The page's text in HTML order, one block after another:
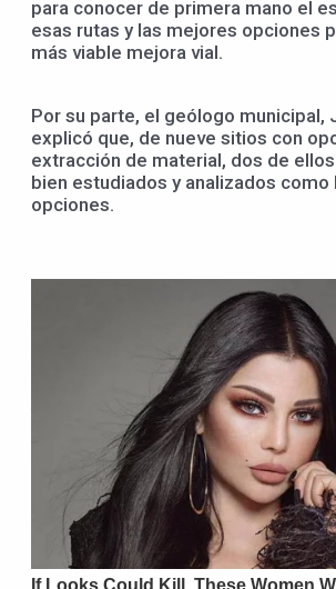
para conocer de primera mano el
esas rutas y las mejores opciones
más viable mejora vial.
Por su parte, el geólogo municipal,
explicó que, de nueve sitios con
extracción de material, dos de
bien estudiados y analizados como
opciones.